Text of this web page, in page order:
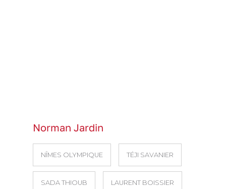
Norman Jardin
NÎMES OLYMPIQUE TÉJI SAVANIER
SADA THIOUB LAURENT BOISSIER